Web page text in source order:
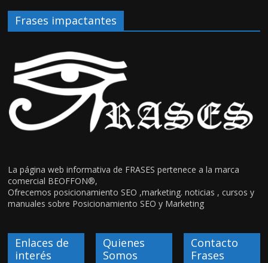
Frases impactantes
La página web informativa de FRASES pertenece a la marca
comercial BEOFFON®,
Ofrecemos posicionamiento SEO ,marketing. noticias , cursos y
manuales sobre Posicionamiento SEO y Marketing
Enlaces de
interés
Quienes
Somos
Contacto
Frases